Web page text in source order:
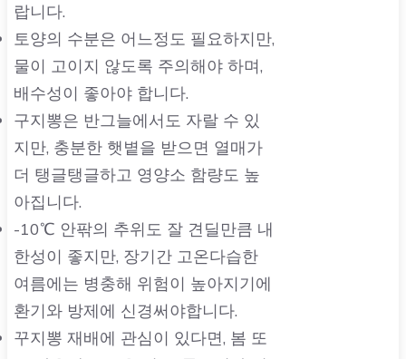
랍니다.
토양의 수분은 어느정도 필요하지만,
물이 고이지 않도록 주의해야 하며,
배수성이 좋아야 합니다.
구지뽕은 반그늘에서도 자랄 수 있
지만, 충분한 햇볕을 받으면 열매가
더 탱글탱글하고 영양소 함량도 높
아집니다.
-10℃ 안팎의 추위도 잘 견딜만큼 내
한성이 좋지만, 장기간 고온다습한
여름에는 병충해 위험이 높아지기에
환기와 방제에 신경써야합니다.
꾸지뽕 재배에 관심이 있다면, 봄 또